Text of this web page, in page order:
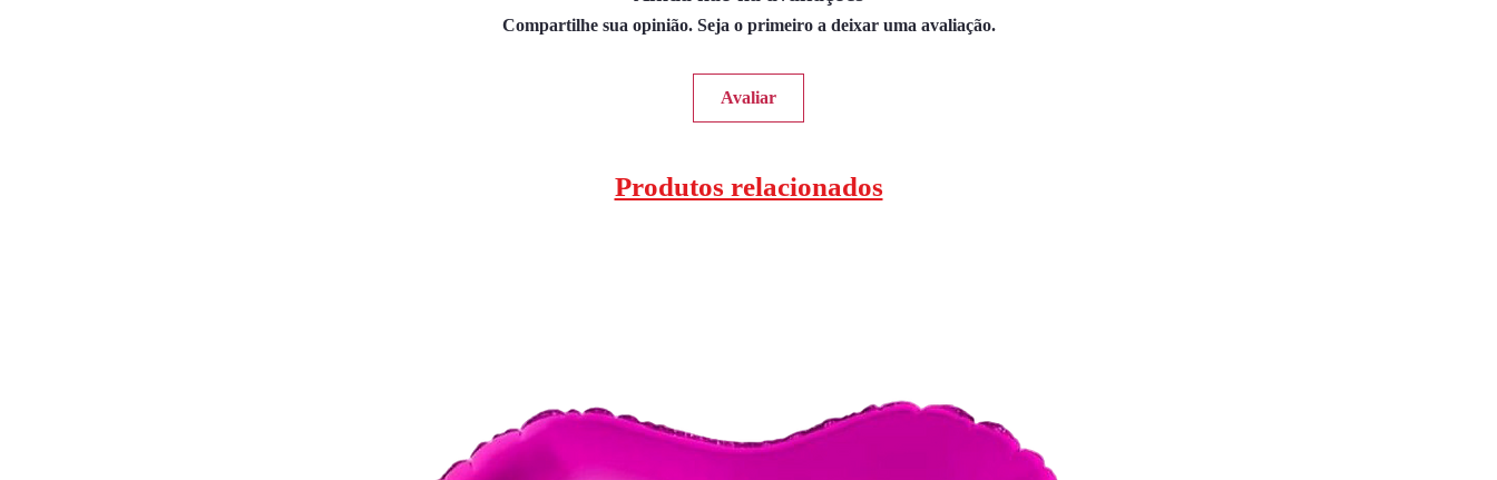
Compartilhe sua opinião. Seja o primeiro a deixar uma avaliação.
Avaliar
Produtos relacionados